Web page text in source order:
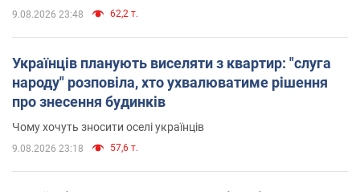
9.08.2026 23:48 62,2 т.
Українців планують виселяти з квартир: "слуга
народу" розповіла, хто ухвалюватиме рішення
про знесення будинків
Чому хочуть зносити оселі українців
9.08.2026 23:18 57,6 т.